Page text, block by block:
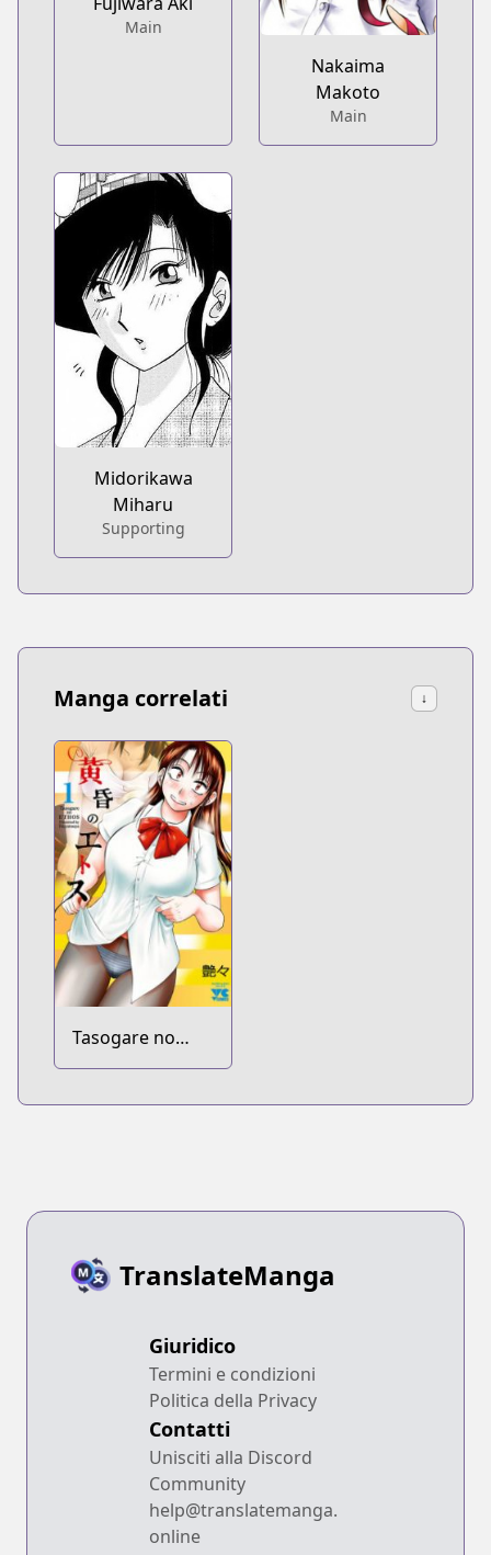
Main
Nakaima
Makoto
Main
Midorikawa
Miharu
Supporting
Manga correlati ↓
Tasogare no
Ethos
TranslateManga
Giuridico
Termini e condizioni
Politica della Privacy
Contatti
Unisciti alla Discord
Community
help@translatemanga.
online